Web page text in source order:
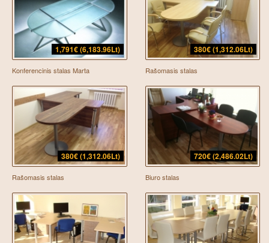
1,791€ (6,183.96Lt)
Konferencinis stalas Marta
380€ (1,312.06Lt)
Rašomasis stalas
380€ (1,312.06Lt)
Rašomasis stalas
720€ (2,486.02Lt)
Biuro stalas